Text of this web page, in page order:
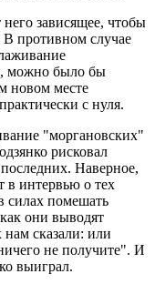
зависящее, чтобы
В противном случае
можно было бы
новом месте
с нуля.
"моргановских"
рисковал
Наверное,
в интервью о тех
силах помешать
они выводят
сказали: или
не получите". И
выиграл.